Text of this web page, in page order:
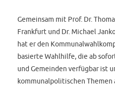
Gemeinsam mit Prof. Dr.
Frankfurt und Dr. Michael
hat er den
basierte Wahlhilfe, die ab
und Gemeinden verfügbar ist
kommunalpolitischen